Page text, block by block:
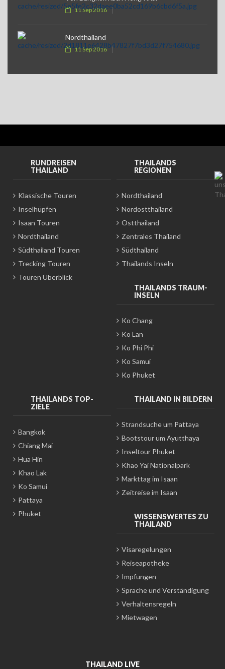
11 Sep 2016
Nordthailand
11 Sep 2016
RUNDREISEN
THAILAND
Klassische Touren
Inselhüpfen
Isaan Touren
Nordthailand
Südthailand Touren
Trecking Touren
Touren Überblick
THAILANDS
REGIONEN
Nordthailand
Nordostthailand
Ostthailand
Zentrales Thailand
Südthailand
Thailands Inseln
THAILANDS TRAUM-
INSELN
Ko Chang
Ko Lan
Ko Phi Phi
Ko Samui
Ko Phuket
THAILANDS TOP-
ZIELE
Bangkok
Chiang Mai
Hua Hin
Khao Lak
Ko Samui
Pattaya
Phuket
THAILAND IN BILDERN
Strandsuche um Pattaya
Bootstour um Ayutthaya
Inseltour Phuket
Khao Yai Nationalpark
Markttag im Isaan
Zeitreise im Isaan
WISSENSWERTES ZU
THAILAND
Visaregelungen
Reiseapotheke
Impfungen
Sprache und Verständigung
Verhaltensregeln
Mietwagen
THAILAND LIVE